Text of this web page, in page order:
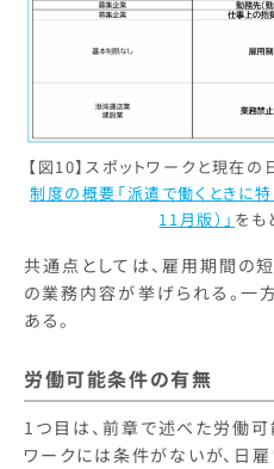
【図10】スポットワークと現在
制度の概要「派遣で働くときに
11月版）」 をも
共通点としては、雇用期間の
の業務内容が挙げられる。一
ある。
労働可能条件の有無
1つ目は、前章で述べた労働可
ワークには条件がないが、日